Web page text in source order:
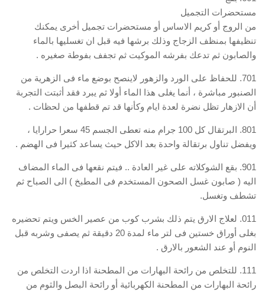
مستحضرات التجميل
من الروج أو كريم الاساس أو مستحضرات تجميل أخرى يمكنك
تنظيفها بمنظف الزجاج وذلك برشها فيه قبل ان تغسليها بالماء
والصابون ثم تدعك بفرشه الموكيت ثم تجفف بفوطة صغيره .
701. للحفاظ على الورد والزهور لاينصح بوضع ماء فى الزهرية من
الصنبور مباشرة ، أنما يغلى هذا الماء أولا ثم يبرد فقد أثبتت التجربة
أن الازهار تظل نضرة لعدة ايام وكأنها قد تم قطفها من لحظات .
801. البرتقال كل 100 جرام منه تعطى الجسم 45 سعرا حرارايا ،
ويفضل تناول برتقالة واحدة بعد الاكل حيث يساعد كثيرا فى الهضم .
901. بقع الشوكلاته على غير العادة .. فيتم نقعها فى الماء المضاف
اليه ( صابون غسل الصحون المستخدم فى المطبخ ) الى الصباح ثم
تشطف وتغسل.
011. لعلاج الارق يتم ذلك بشرب كوب من عصير الخس ويتم تحضيره
بغلى أوراق خستين فى لتر ماء لمدة 20 دقيقة ثم يصفى وشربه قبل
النوم أو عند الشعور بالارق .
111. للتخلص من رائحة البهارات من المطحنة اذا اردت التخلص من
رائحة البهارات من المطحنة الكهربائية أو رائحة البصل والثوم من